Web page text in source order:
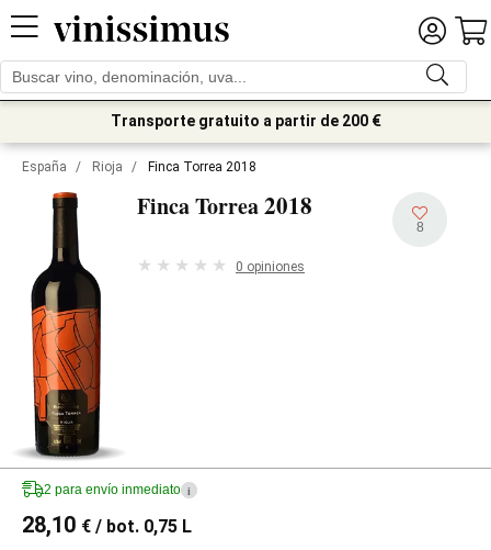
Transporte gratuito a partir de 200 €
España / Rioja / Finca Torrea 2018
Finca Torrea2018
8
0 opiniones
2 para envío inmediato i
28,10 € / bot. 0,75 L